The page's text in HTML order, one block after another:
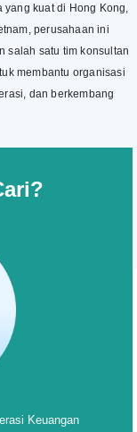
kuat di Hong Kong,
perusahaan ini
salah satu tim konsultan
membantu organisasi
dan berkembang
Keuangan